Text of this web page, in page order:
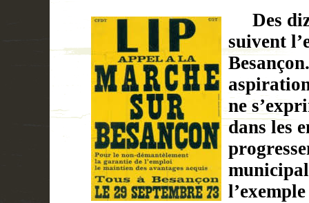
Des
suivent
ne
dans les